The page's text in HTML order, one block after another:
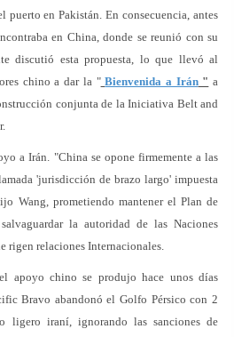
puerto en Pakistán. En consecuencia, antes
en China, donde se reunió con su
discutió esta propuesta, lo que llevó al
chino a dar la " Bienvenida a Irán" a
conjunta de la Iniciativa Belt and
a Irán. "China se opone firmemente a las
'jurisdicción de brazo largo' impuesta
Wang, prometiendo mantener el Plan de
la autoridad de las Naciones
rigen relaciones Internacionales.
apoyo chino se produjo hace unos días
Bravo abandonó el Golfo Pérsico con 2
ligero iraní, ignorando las sanciones de